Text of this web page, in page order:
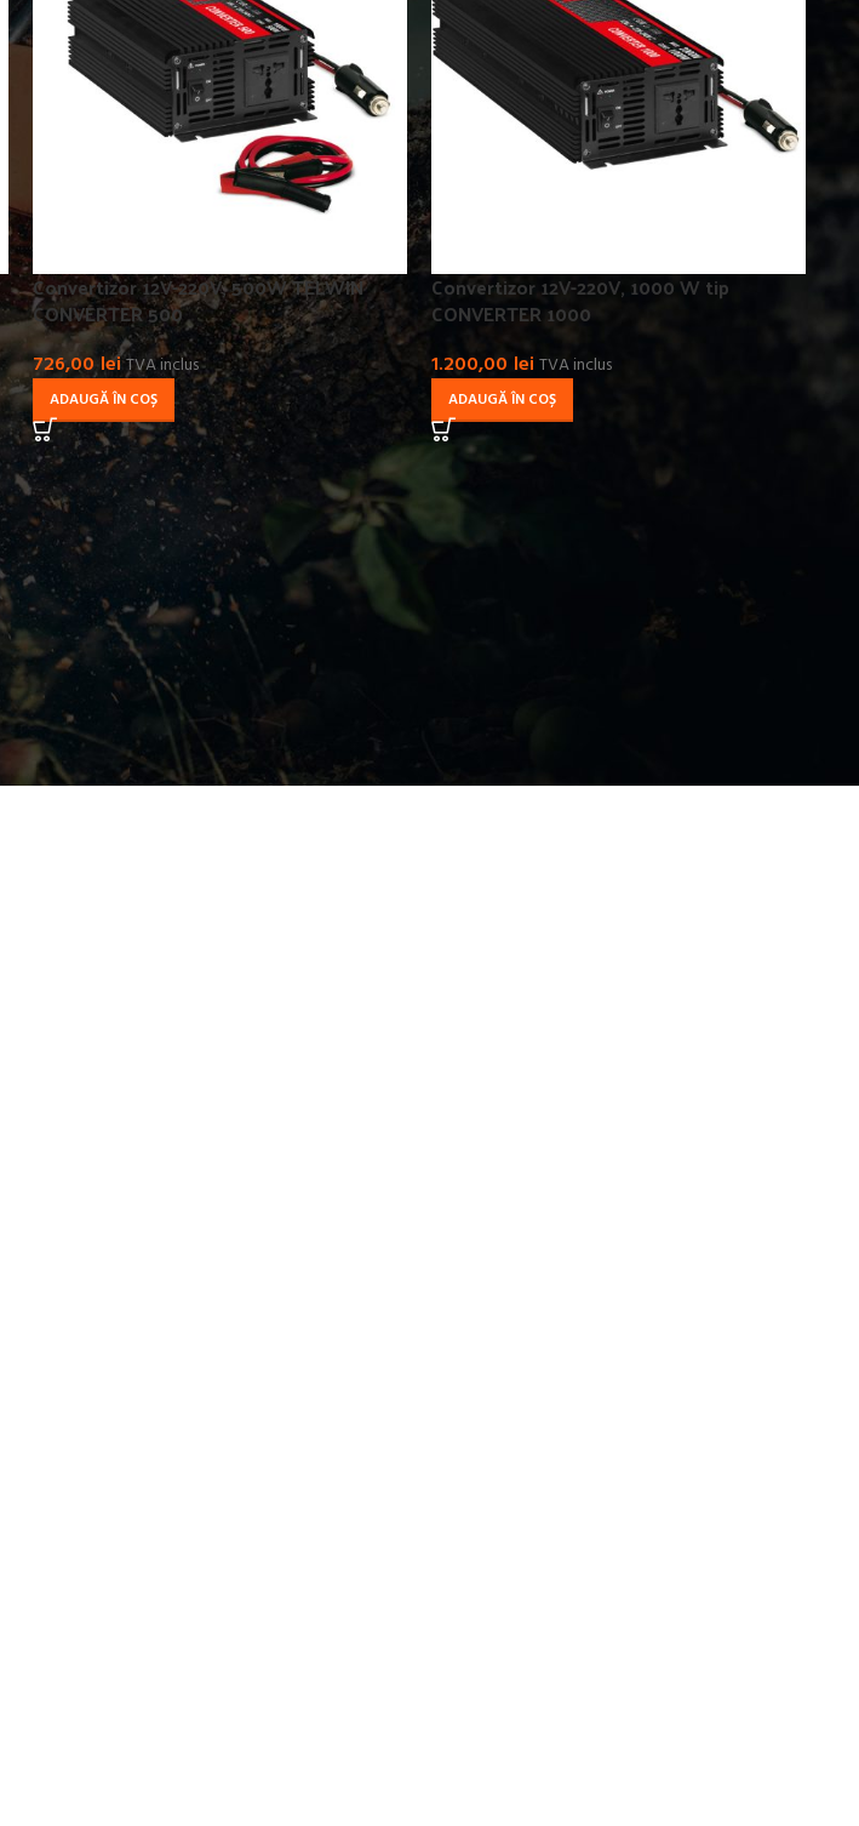
Convertizor 12V-220V, 500W TELWIN
CONVERTER 500
726,00 leiTVA inclus
ADAUGĂ ÎN COȘ
Convertizor 12V-220V, 1000 W tip
CONVERTER 1000
1.200,00 lei TVA inclus
ADAUGĂ ÎN COȘ